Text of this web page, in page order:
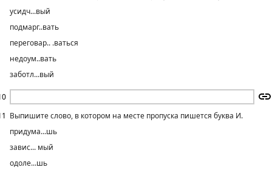
усидч...вый
подмарг..вать
переговар.. .ваться
недоум..вать
заботл...вый
Выпишите слово, в котором на месте пропуска пишется буква И.
придума...шь
завис... мый
одоле...шь